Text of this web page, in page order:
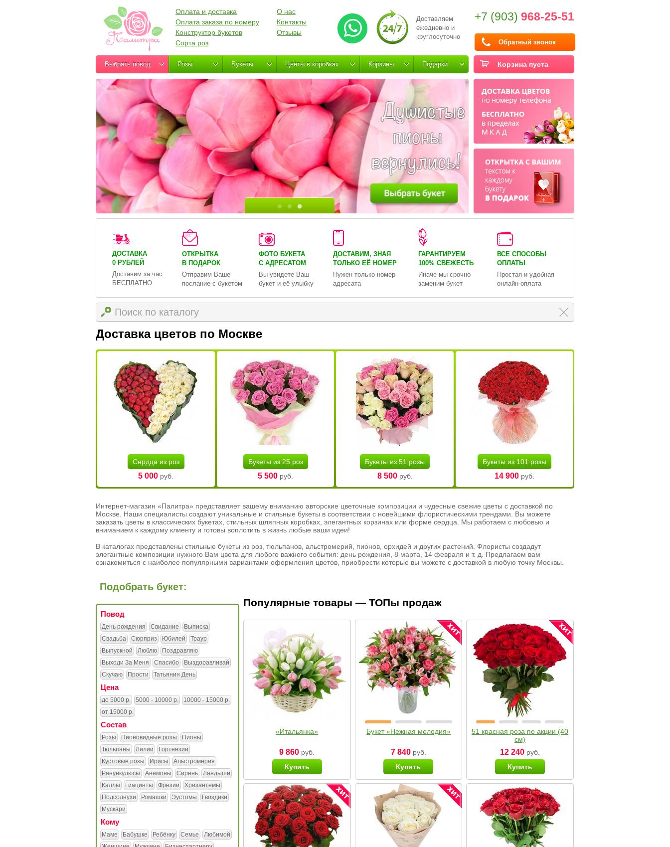
Доставляем
ежедневно и
круглосуточно
+7 (903) 968-25-51
Обратный звонок
Оплата и доставка
Оплата заказа по номеру
Конструктор букетов
Сорта роз
О нас
Контакты
Отзывы
Корзина пуста
Выбрать повод Розы Букеты Цветы в коробках Корзины Подарки
ДОСТАВКА
0 РУБЛЕЙ
Доставим за час
БЕСПЛАТНО
ОТКРЫТКА
В ПОДАРОК
Отправим Ваше
послание с букетом
ФОТО БУКЕТА
С АДРЕСАТОМ
Вы увидете Ваш
букет и её улыбку
ДОСТАВИМ, ЗНАЯ
ТОЛЬКО ЕЁ НОМЕР
Нужен только номер
адресата
ГАРАНТИРУЕМ
100% СВЕЖЕСТЬ
Иначе мы срочно
заменим букет
ВСЕ СПОСОБЫ
ОПЛАТЫ
Простая и удобная
онлайн-оплата
Доставка цветов по Москве
Сердца из роз
5 000 руб.
Букеты из 25 роз
5 500 руб.
Букеты из 51 розы
8 500руб.
Букеты из 101 розы
14 900руб.
Интернет-магазин «Палитра» представляет вашему вниманию авторские цветочные композиции и чудесные свежие цветы с доставкой по
Москве. Наши специалисты создают уникальные и стильные букеты в соответствии с новейшими флористическими трендами. Вы можете
заказать цветы в классических букетах, стильных шляпных коробках, элегантных корзинах или форме сердца. Мы работаем с любовью и
вниманием к каждому клиенту и готовы воплотить в жизнь любые ваши идеи!
В каталогах представлены стильные букеты из роз, тюльпанов, альстромерий, пионов, орхидей и других растений. Флористы создадут
элегантные композиции нужного Вам цвета для любого важного события: день рождения, 8 марта, 14 февраля и т. д. Предлагаем вам
ознакомиться с наиболее популярными вариантами оформления цветов, приобрести которые вы можете с доставкой в любую точку Москвы.
Подобрать букет:
Повод
День рождения Свидание
Выписка
Свадьба
Сюрприз Юбилей
Траур
Выпускной
Люблю
Поздравляю
Выходи За Меня
Спасибо
Выздоравливай
Скучаю
Прости Татьянин День
Цена
до 5000 р. 5000 - 10000 р.
10000 - 15000 р.
от 15000 р.
Состав
Розы Пионовидные розы
Пионы
Тюльпаны
Лилии
Гортензии
Кустовые розы
Ирисы
Альстромерия
Ранункулюсы
Анемоны Сирень
Ландыши
Каллы
Гиацинты Фрезии
Хризантемы
Подсолнухи
Ромашки Эустомы
Гвоздики
Мускари
Кому
Маме Бабушке Ребёнку Семье
Любимой
Популярные товары — ТОПы продаж
«Итальянка»
9 860 руб.
Купить
Букет «Нежная мелодия»
7 840руб.
Купить
51 красная роза по акции (40
см)
12 240 руб.
Купить